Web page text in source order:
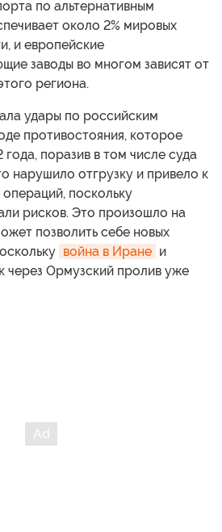
по альтернативным
около 2% мировых
и европейские
заводы во многом зависят от
региона.
удары по российским
противостояния, которое
поразив в том числе суда
нарушило отгрузку и привело к
поскольку
рисков. Это произошло на
позволить себе новых
война в Иране и
через Ормузский пролив уже